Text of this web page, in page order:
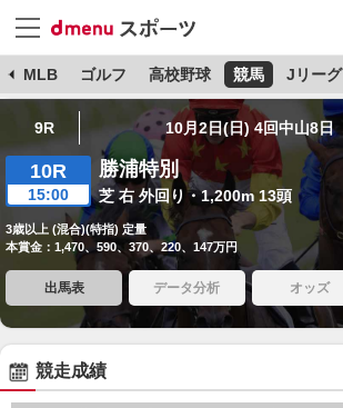
MLB ゴルフ 高校野球 競馬 Jリーグ
9R 10月2日(日) 4回中山8日
10R
15:00
勝浦特別
芝 右 外回り・1,200m 13頭
3歳以上 (混合)(特指) 定量
本賞金：1,470、590、370、220、147万円
出馬表 データ分析 オッズ
競走成績